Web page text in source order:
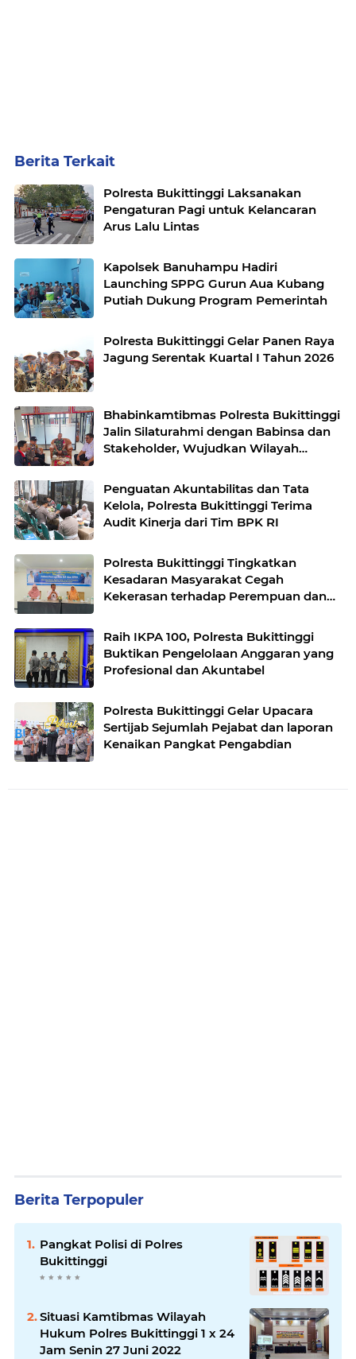
Berita Terkait
Polresta Bukittinggi Laksanakan
Pengaturan Pagi untuk Kelancaran
Arus Lalu Lintas
Kapolsek Banuhampu Hadiri
Launching SPPG Gurun Aua Kubang
Putiah Dukung Program Pemerintah
Polresta Bukittinggi Gelar Panen Raya
Jagung Serentak Kuartal I Tahun 2026
Bhabinkamtibmas Polresta Bukittinggi
Jalin Silaturahmi dengan Babinsa dan
Stakeholder, Wujudkan Wilayah
Penguatan Akuntabilitas dan Tata
Kelola, Polresta Bukittinggi Terima
Audit Kinerja dari Tim BPK RI
Polresta Bukittinggi Tingkatkan
Kesadaran Masyarakat Cegah
Kekerasan terhadap Perempuan dan
Raih IKPA 100, Polresta Bukittinggi
Buktikan Pengelolaan Anggaran yang
Profesional dan Akuntabel
Polresta Bukittinggi Gelar Upacara
Sertijab Sejumlah Pejabat dan laporan
Kenaikan Pangkat Pengabdian
Berita Terpopuler
Pangkat Polisi di Polres
Bukittinggi
Situasi Kamtibmas Wilayah
Hukum Polres Bukittinggi 1 x 24
Jam Senin 27 Juni 2022